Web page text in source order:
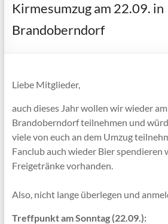
Kirmesumzug am 22.09. in
Brandoberndorf
Liebe Mitglieder,
auch dieses Jahr wollen wir wieder
Brandoberndorf teilnehmen und
viele von euch an dem Umzug
Fanclub auch wieder Bier spendieren
Freigetränke vorhanden.
Also, nicht lange überlegen und
Treffpunkt am Sonntag (22.09.):